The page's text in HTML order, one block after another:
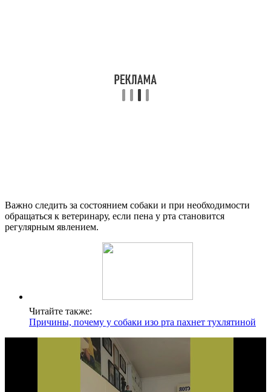
Важно следить за состоянием собаки и при необходимости
обращаться к ветеринару, если пена у рта становится
регулярным явлением.
Читайте также:
Причины, почему у собаки изо рта пахнет тухлятиной